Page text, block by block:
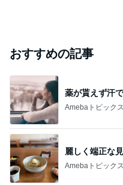
おすすめの記事
薬が貰えず汗
Amebaトピックス
麗しく端正な
Amebaトピックス